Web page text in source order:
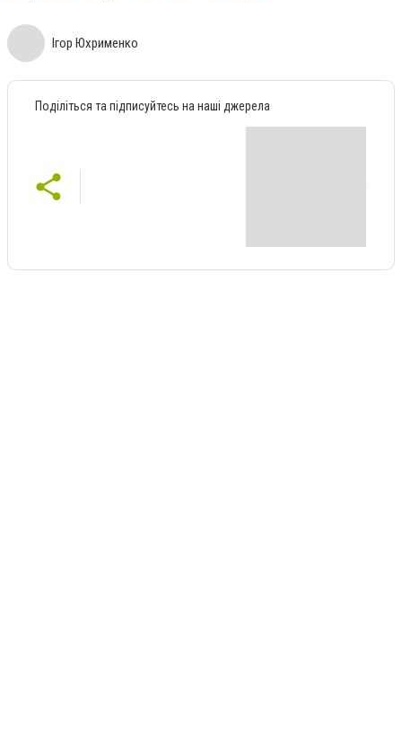
Ігор Юхрименко
Поділіться та підписуйтесь на наші джерела